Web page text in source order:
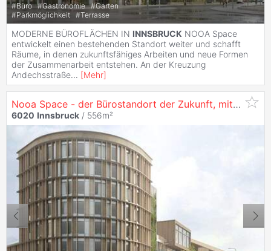
#Büro #Gastronomie #Garten
#Parkmöglichkeit #Terrasse
MODERNE BÜROFLÄCHEN IN INNSBRUCK NOOA Space
entwickelt einen bestehenden Standort weiter und schafft
Räume, in denen zukunftsfähiges Arbeiten und neue Formen
der Zusammenarbeit entstehen. An der Kreuzung
Andechsstraße... [Mehr]
Nooa Space - der Bürostandort der Zukunft, mit 556 m² in
6020 Innsbruck / 556m²